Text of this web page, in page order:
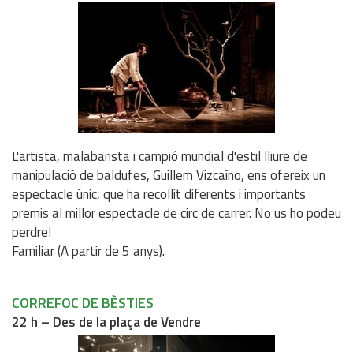
L'artista, malabarista i campió mundial d'estil lliure de
manipulació de baldufes, Guillem Vizcaíno, ens ofereix un
espectacle únic, que ha recollit diferents i importants
premis al millor espectacle de circ de carrer. No us ho podeu
perdre!
Familiar (A partir de 5 anys).
CORREFOC DE BÈSTIES
22 h – Des de la plaça de Vendre